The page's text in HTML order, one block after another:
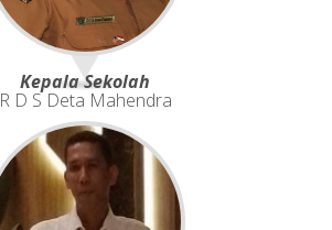
Kepala Sekolah
R D S Deta Mahendra